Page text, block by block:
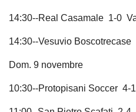
14:30--Real Casamale 1-0
14:30--Vesuvio
Dom. 9 novembre
10:30--Protopisani Soccer 4-